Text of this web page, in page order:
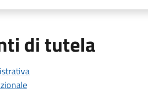
di tutela